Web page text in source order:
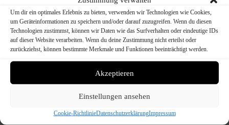
Um dir ein optimales Erlebnis zu bieten, verwenden wir Technologien wie Cookies,
um Geräteinformationen zu speichern und/oder darauf zuzugreifen. Wenn du diesen
Technologien zustimmst, können wir Daten wie das Surfverhalten oder eindeutige IDs
auf dieser Website verarbeiten. Wenn du deine Zustimmung nicht erteilst oder
zurückziehst, können bestimmte Merkmale und Funktionen beeinträchtigt werden.
Akzeptieren
Einstellungen ansehen
Cookie-RichtlinieDatenschutzerklärungImpressum